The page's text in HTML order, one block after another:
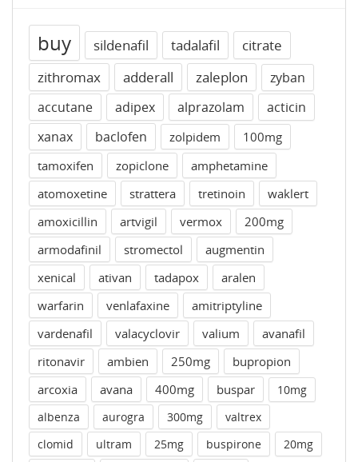
buy sildenafil tadalafil
citrate
zithromax
adderall zaleplon
zyban
accutane
adipex alprazolam
acticin
xanax
baclofen zolpidem
100mg
tamoxifen
zopiclone
amphetamine
atomoxetine
strattera tretinoin
waklert
amoxicillin
artvigil vermox
200mg
armodafinil
stromectol
augmentin
xenical
ativan tadapox
aralen
warfarin
venlafaxine
amitriptyline
vardenafil
valacyclovir valium
avanafil
ritonavir
ambien 250mg
bupropion
arcoxia
avana 400mg buspar
10mg
albenza
aurogra 300mg
valtrex
clomid
ultram 25mg buspirone
20mg